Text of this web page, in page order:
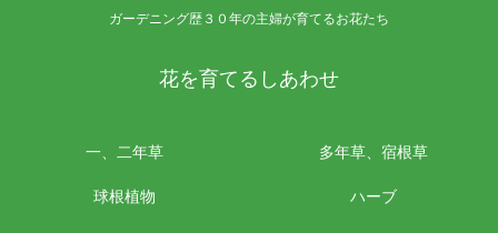
ガーデニング歴３０年の主婦が育てるお花たち
花を育てるしあわせ
一、二年草 多年草、宿根草
球根植物 ハーブ